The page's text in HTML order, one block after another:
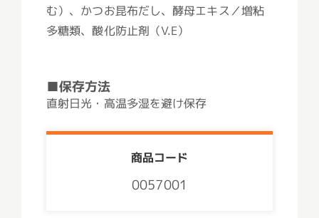
む）、かつお昆布だし、酵母エキス／増粘
多糖類、酸化防止剤（V.E）
■保存方法
直射日光・高温多湿を避け保存
商品コード
0057001